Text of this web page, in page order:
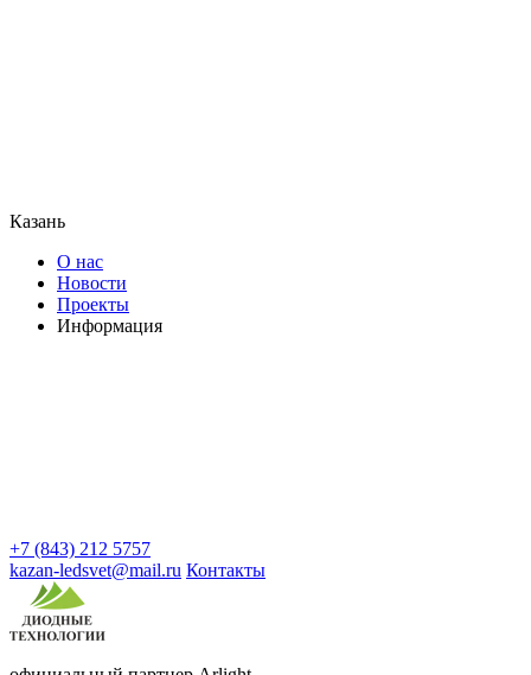
Казань
О нас
Новости
Проекты
Информация
+7 (843) 212 5757
kazan-ledsvet@mail.ru Контакты